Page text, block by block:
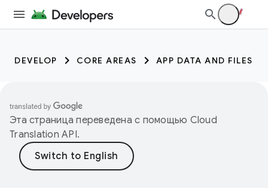
DEVELOP CORE AREAS APP DATA AND FILES
Эта страница переведена с помощью Cloud
Translation API.